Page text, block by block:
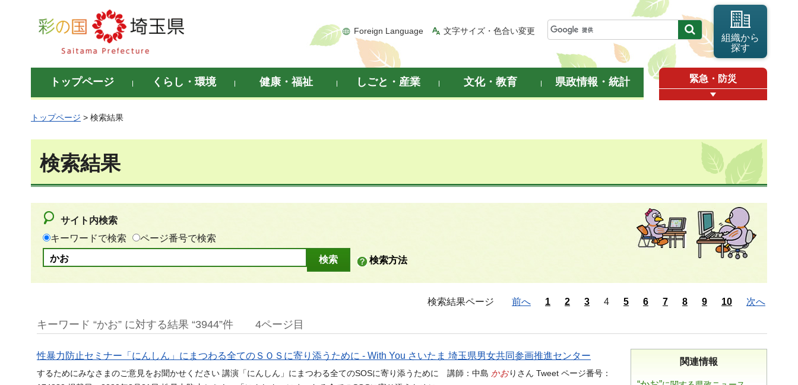
彩の国 埼玉県
Foreign Language 文字サイズ・色合い変更
組織から
探す
トップページ くらし・環境 健康・福祉 しごと・産業 文化・教育 県政情報・統計 緊急・防災
トップページ > 検索結果
検索結果
サイト内検索
キーワードで検索
ページ番号で検索
検索方法
検索結果ページ 前へ 1 2 3 4 5 6 7 8 9 10 次へ
キーワード “かお” に対する結果 “3944”件 4ページ目
関連情報
性暴力防止セミナー「にんしん」にまつわる全てのＳＯＳに寄り添うために - With You さいたま 埼玉県男女共同参画推進センター
するためにみなさまのご意見をお聞かせください 講演「にんしん」にまつわる全てのSOSに寄り添うために 講師：中島 かお りさん Tweet ページ番号：